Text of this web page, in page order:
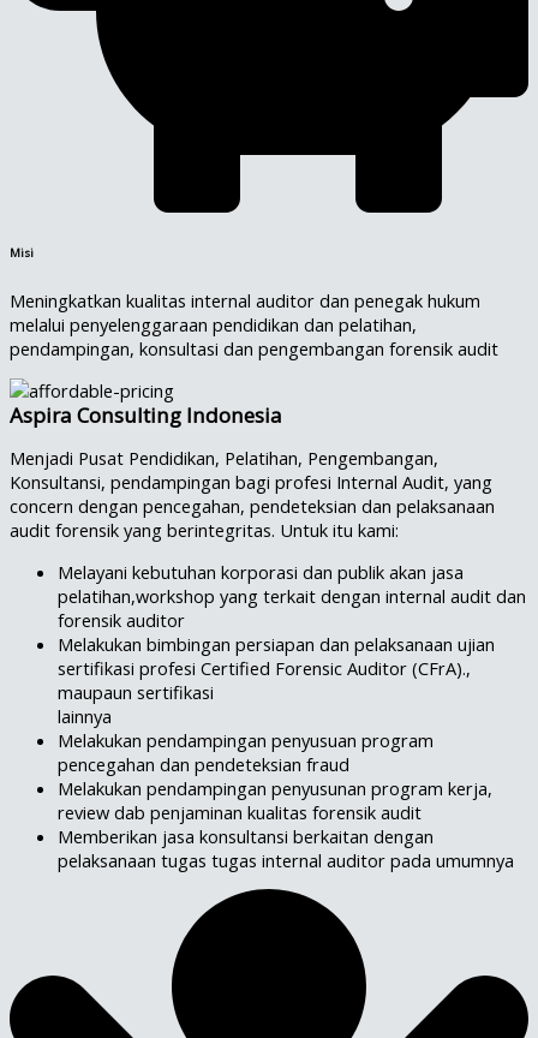
Misi
Meningkatkan kualitas internal auditor dan penegak hukum
melalui penyelenggaraan pendidikan dan pelatihan,
pendampingan, konsultasi dan pengembangan forensik audit
Aspira Consulting Indonesia
Menjadi Pusat Pendidikan, Pelatihan, Pengembangan,
Konsultansi, pendampingan bagi profesi Internal Audit, yang
concern dengan pencegahan, pendeteksian dan pelaksanaan
audit forensik yang berintegritas. Untuk itu kami:
Melayani kebutuhan korporasi dan publik akan jasa
pelatihan,workshop yang terkait dengan internal audit dan
forensik auditor
Melakukan bimbingan persiapan dan pelaksanaan ujian
sertifikasi profesi Certified Forensic Auditor (CFrA).,
maupaun sertifikasi
lainnya
Melakukan pendampingan penyusuan program
pencegahan dan pendeteksian fraud
Melakukan pendampingan penyusunan program kerja,
review dab penjaminan kualitas forensik audit
Memberikan jasa konsultansi berkaitan dengan
pelaksanaan tugas tugas internal auditor pada umumnya